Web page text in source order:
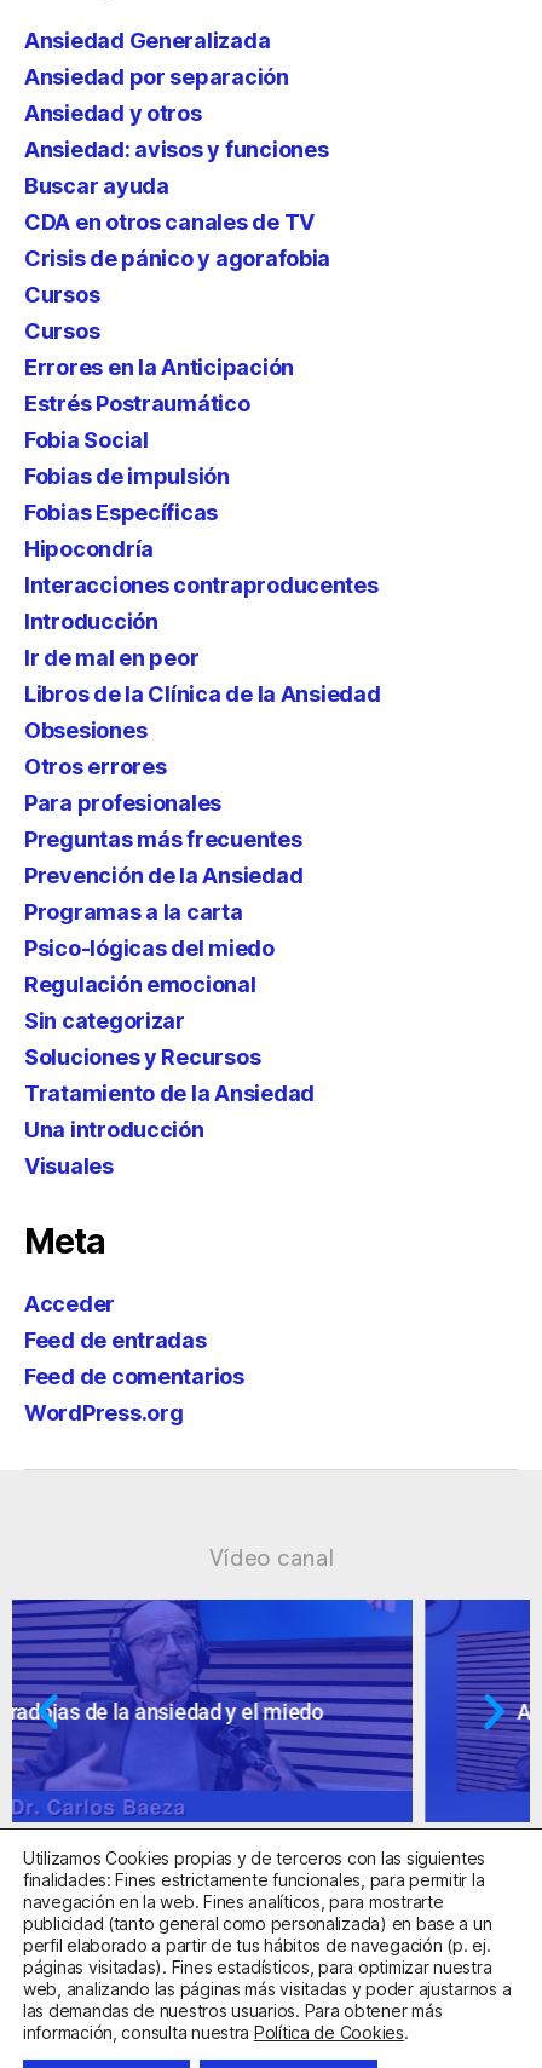
Ansiedad Generalizada
Ansiedad por separación
Ansiedad y otros
Ansiedad: avisos y funciones
Buscar ayuda
CDA en otros canales de TV
Crisis de pánico y agorafobia
Cursos
Cursos
Errores en la Anticipación
Estrés Postraumático
Fobia Social
Fobias de impulsión
Fobias Específicas
Hipocondría
Interacciones contraproducentes
Introducción
Ir de mal en peor
Libros de la Clínica de la Ansiedad
Obsesiones
Otros errores
Para profesionales
Preguntas más frecuentes
Prevención de la Ansiedad
Programas a la carta
Psico-lógicas del miedo
Regulación emocional
Sin categorizar
Soluciones y Recursos
Tratamiento de la Ansiedad
Una introducción
Visuales
Meta
Acceder
Feed de entradas
Feed de comentarios
WordPress.org
Vídeo canal
Ansiedad: supuestos cuestionables
Centro Sanitario Autorizado con el código E08737002
Aviso LegalPolítica de PrivacidadPolítica de Cookies
Utilizamos Cookies propias y de terceros con las siguientes
finalidades: Fines estrictamente funcionales, para permitir la
navegación en la web. Fines analíticos, para mostrarte
publicidad (tanto general como personalizada) en base a un
perfil elaborado a partir de tus hábitos de navegación (p. ej.
páginas visitadas). Fines estadísticos, para optimizar nuestra
web, analizando las páginas más visitadas y poder ajustarnos a
las demandas de nuestros usuarios. Para obtener más
información, consulta nuestra Política de Cookies.